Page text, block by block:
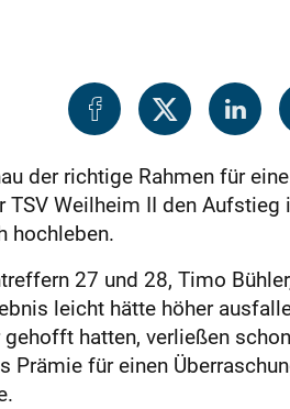
der richtige Rahmen für
Weilheim II den
hochleben.
27 und 28, Timo
leicht hätte höher
hatten, verließen
für einen